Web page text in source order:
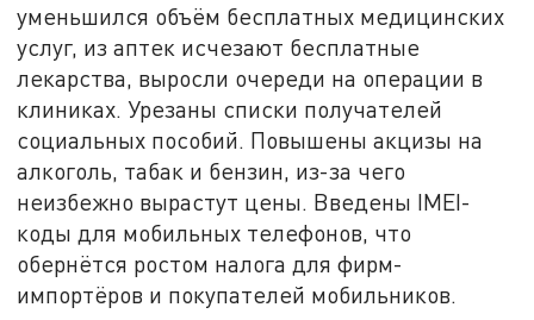
уменьшился объём бесплатных медицинских
услуг, из аптек исчезают бесплатные
лекарства, выросли очереди на операции в
клиниках. Урезаны списки получателей
социальных пособий. Повышены акцизы на
алкоголь, табак и бензин, из-за чего
неизбежно вырастут цены. Введены IMEI-
коды для мобильных телефонов, что
обернётся ростом налога для фирм-
импортёров и покупателей мобильников.